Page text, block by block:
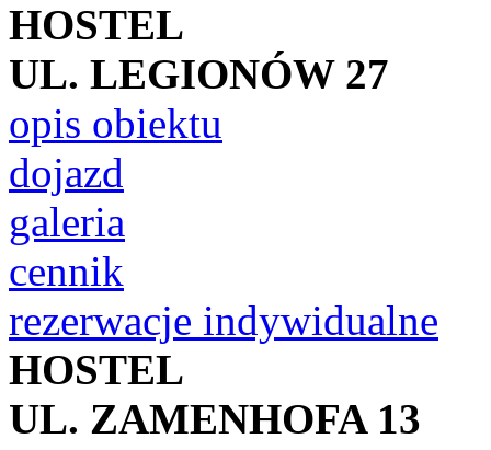
HOSTEL
UL. LEGIONÓW 27
opis obiektu
dojazd
galeria
cennik
rezerwacje indywidualne
HOSTEL
UL. ZAMENHOFA 13